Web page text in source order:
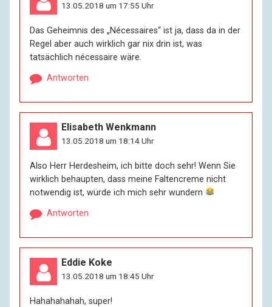
13.05.2018 um 17:55 Uhr
Das Geheimnis des „Nécessaires“ ist ja, dass da in der
Regel aber auch wirklich gar nix drin ist, was
tatsächlich nécessaire wäre.
Antworten
Elisabeth Wenkmann
13.05.2018 um 18:14 Uhr
Also Herr Herdesheim, ich bitte doch sehr! Wenn Sie
wirklich behaupten, dass meine Faltencreme nicht
notwendig ist, würde ich mich sehr wundern
Antworten
Eddie Koke
13.05.2018 um 18:45 Uhr
Hahahahahah, super!